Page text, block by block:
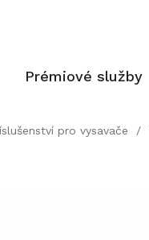
Prémiové služby
pro vysavače /